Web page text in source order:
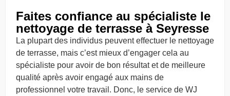
Faites confiance au spécialiste le
nettoyage de terrasse à Seyresse
La plupart des individus peuvent effectuer le nettoyage
de terrasse, mais c’est mieux d’engager cela au
spécialiste pour avoir de bon résultat et de meilleure
qualité après avoir engagé aux mains de
professionnel votre travail. Donc, le service de WJ